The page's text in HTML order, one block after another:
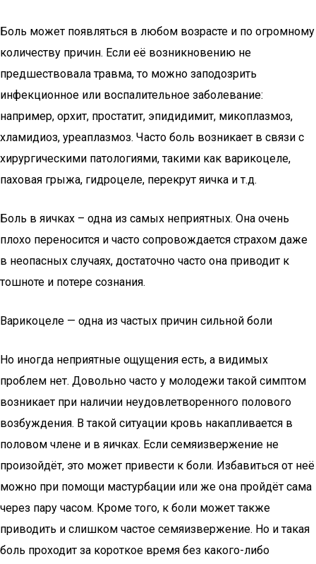
Боль может появляться в любом возрасте и по огромному
количеству причин. Если её возникновению не
предшествовала травма, то можно заподозрить
инфекционное или воспалительное заболевание:
например, орхит, простатит, эпидидимит, микоплазмоз,
хламидиоз, уреаплазмоз. Часто боль возникает в связи с
хирургическими патологиями, такими как варикоцеле,
паховая грыжа, гидроцеле, перекрут яичка и т.д.
Боль в яичках – одна из самых неприятных. Она очень
плохо переносится и часто сопровождается страхом даже
в неопасных случаях, достаточно часто она приводит к
тошноте и потере сознания.
Варикоцеле — одна из частых причин сильной боли
Но иногда неприятные ощущения есть, а видимых
проблем нет. Довольно часто у молодежи такой симптом
возникает при наличии неудовлетворенного полового
возбуждения. В такой ситуации кровь накапливается в
половом члене и в яичках. Если семяизвержение не
произойдёт, это может привести к боли. Избавиться от неё
можно при помощи мастурбации или же она пройдёт сама
через пару часом. Кроме того, к боли может также
приводить и слишком частое семяизвержение. Но и такая
боль проходит за короткое время без какого-либо